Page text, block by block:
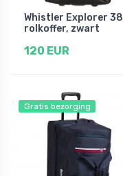
Whistler Explorer
rolkoffer, zwart
120 EUR
Gratis bezorging